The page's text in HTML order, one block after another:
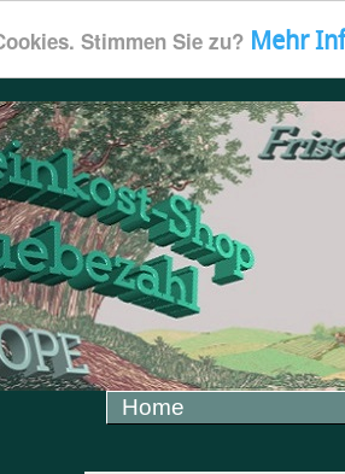
Stimmen Sie zu? Mehr
Home